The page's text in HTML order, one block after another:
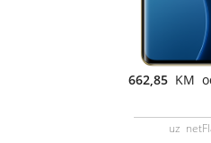
662,85 KM
uz